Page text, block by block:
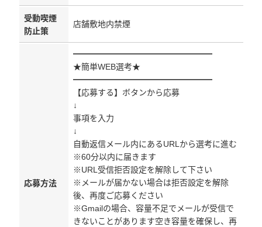
受動喫煙
防止策
店舗敷地内禁煙
応募方法
━━━━━━━━━━━━━━━━━
★簡単WEB選考★
━━━━━━━━━━━━━━━━━
【応募する】ボタンから応募
↓
事項を入力
↓
自動返信メール内にあるURLから選考に進む
※60分以内に届きます
※URL受信拒否設定を解除して下さい
※メールが届かない場合は拒否設定を解除
後、再度ご応募ください
※Gmailの場合、容量不足でメールが受信で
きないことがあります空き容量を確保し、再